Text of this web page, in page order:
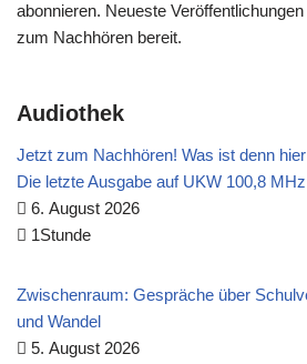
abonnieren. Neueste
zum Nachhören bereit.
Audiothek
Jetzt zum Nachhören! Was ist denn
Die letzte Ausgabe auf UKW 100,8 MHz
6. August 2026
1Stunde
Zwischenraum: Gespräche über
und Wandel
5. August 2026